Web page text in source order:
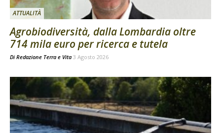
ATTUALITÀ
Agrobiodiversità, dalla Lombardia oltre
714 mila euro per ricerca e tutela
Di Redazione Terra e Vita 3 Agosto 2026